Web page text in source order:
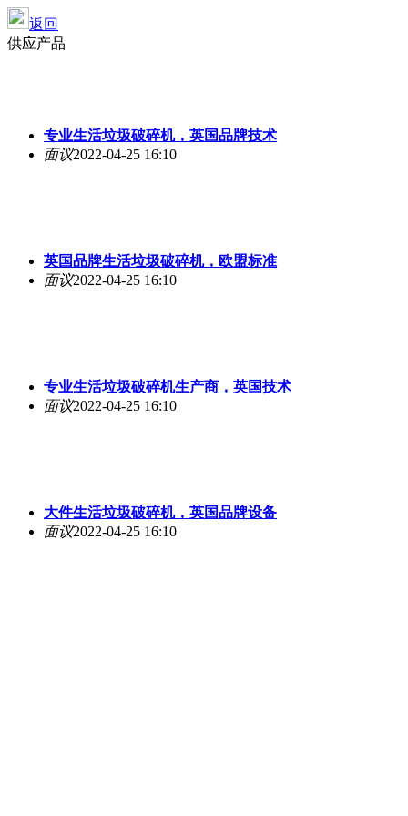
返回
供应产品
专业生活垃圾破碎机，英国品牌技术
面议2022-04-25 16:10
英国品牌生活垃圾破碎机，欧盟标准
面议2022-04-25 16:10
专业生活垃圾破碎机生产商，英国技术
面议2022-04-25 16:10
大件生活垃圾破碎机，英国品牌设备
面议2022-04-25 16:10